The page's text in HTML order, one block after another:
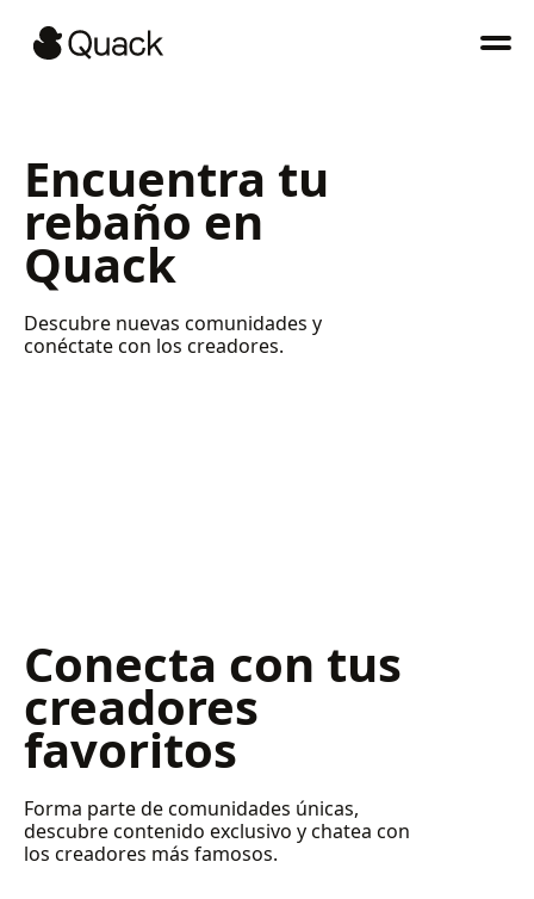
Encuentra tu
rebaño en
Quack
Descubre nuevas comunidades y
conéctate con los creadores.
Conecta con tus
creadores
favoritos
Forma parte de comunidades únicas,
descubre contenido exclusivo y chatea con
los creadores más famosos.